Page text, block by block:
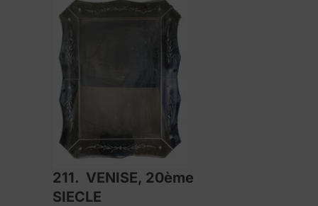
211. VENISE, 20ème
SIECLE